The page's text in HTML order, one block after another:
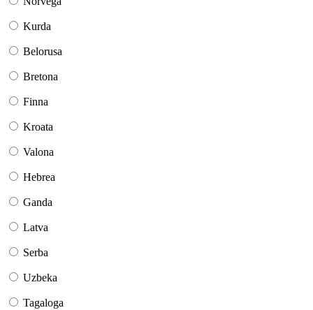
Kurda
Belorusa
Bretona
Finna
Kroata
Valona
Hebrea
Ganda
Latva
Serba
Uzbeka
Tagaloga